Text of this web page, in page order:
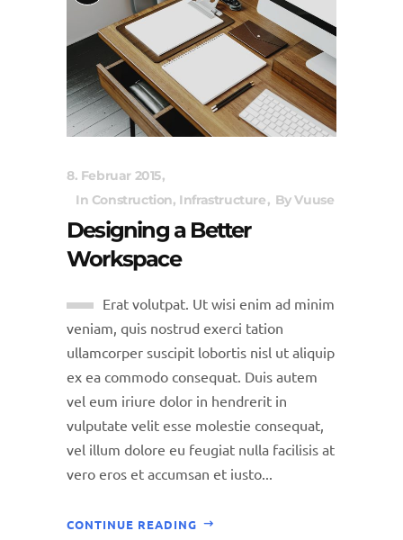
8. Februar 2015
In Construction, Infrastructure ByVuuse
Designing a Better
Workspace
Erat volutpat. Ut wisi enim ad minim
veniam, quis nostrud exerci tation
ullamcorper suscipit lobortis nisl ut aliquip
ex ea commodo consequat. Duis autem
vel eum iriure dolor in hendrerit in
vulputate velit esse molestie consequat,
vel illum dolore eu feugiat nulla facilisis at
vero eros et accumsan et iusto...
CONTINUE READING